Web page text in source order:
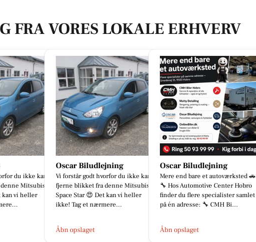
FRA VORES LOKALE ERHVERV
du ikke kan
Mitsubishi
kan vi heller
Oscar Biludlejning
Vi forstår godt hvorfor du ikke kan
fjerne blikket fra denne Mitsubishi
Space Star 😍 Det kan vi heller
ikke! Tag et nærmere...
Åbn opslaget
Oscar Biludlejning
Mere end bare et autoværksted 🚗
🔧 Hos Automotive Center Hobro
finder du flere specialister samlet
på én adresse: 🔧 CMH Bi...
Åbn opslaget